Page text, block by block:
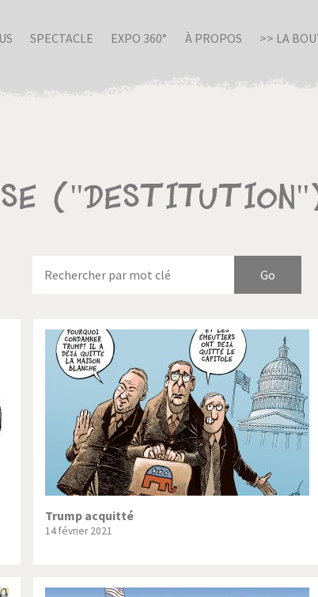
SPECTACLE EXPO 360° À PROPOS >> LA
en Italie Birmanie
ou pas très? Chère énergie!
arabe à l'hiver Election présidentielle
Palestine L'Amérique et les armes
du Nord: guerre ou paix? La finance et ses crises
UDC
suisse en Libye Pakistan incertain
Trump acquitté
14 février 2021